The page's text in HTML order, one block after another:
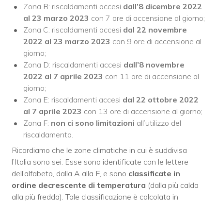
Zona B: riscaldamenti accesi dall’8 dicembre 2022
al 23 marzo 2023 con 7 ore di accensione al giorno;
Zona C: riscaldamenti accesi dal 22 novembre
2022 al 23 marzo 2023 con 9 ore di accensione al
giorno;
Zona D: riscaldamenti accesi dall’8 novembre
2022 al 7 aprile 2023 con 11 ore di accensione al
giorno;
Zona E: riscaldamenti accesi dal 22 ottobre 2022
al 7 aprile 2023 con 13 ore di accensione al giorno;
Zona F: non ci sono limitazioni all’utilizzo del
riscaldamento.
Ricordiamo che le zone climatiche in cui è suddivisa
l’Italia sono sei. Esse sono identificate con le lettere
dell’alfabeto, dalla A alla F, e sono classificate in
ordine decrescente di temperatura (dalla più calda
alla più fredda). Tale classificazione è calcolata in